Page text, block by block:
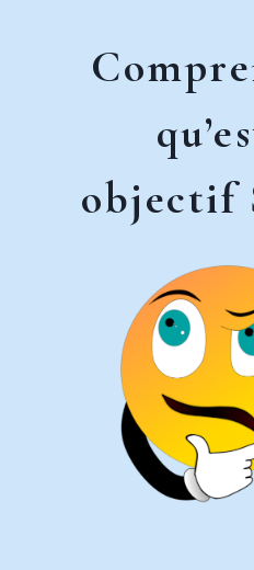
objectif